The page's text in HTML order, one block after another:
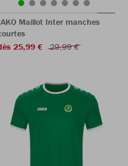
Maillot Inter manches
25,99 €
29,99 €